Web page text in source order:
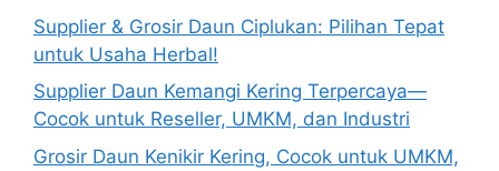
Supplier & Grosir Daun Ciplukan: Pilihan Tepat
untuk Usaha Herbal!
Supplier Daun Kemangi Kering Terpercaya—
Cocok untuk Reseller, UMKM, dan Industri
Grosir Daun Kenikir Kering, Cocok untuk UMKM,